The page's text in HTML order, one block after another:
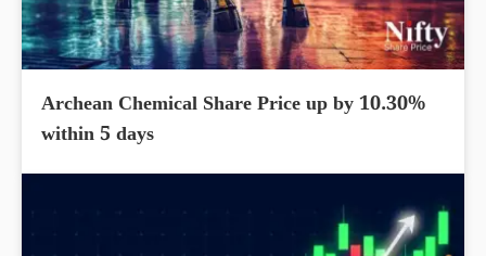
Archean Chemical Share Price up by 10.30%
within 5 days